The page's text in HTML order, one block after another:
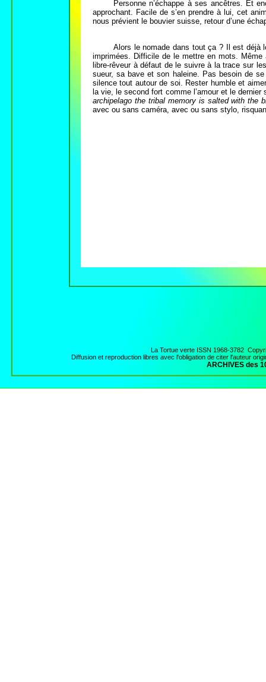
La Tortue verte ISSN 1968-3782
Diffusion et reproduction libres avec l'obligation de citer l'auteur
ARCHIVES des
Personne n’échappe à ses ancêtres. Et
approchant. Facile de s’en prendre à lui, cet
nous prévient le bouvier suisse, retour d’une
Alors le nomade dans tout ça ? Il est déjà
imprimées. Difficile de le mettre en mots.
libre-rêveur à défaut de le suivre à la trace sur
sueur, sa bave et son haleine. Pas besoin de
silence tout autour de soi. Rester humble et
la vie, le second fort comme l’amour et le
archipelago the tribal memory is salted with the
avec ou sans caméra, avec ou sans stylo,